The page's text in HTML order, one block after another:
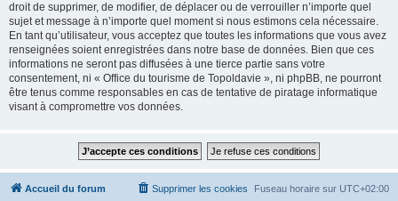
droit de supprimer, de modifier, de déplacer ou de verrouiller n’importe quel
sujet et message à n’importe quel moment si nous estimons cela nécessaire.
En tant qu’utilisateur, vous acceptez que toutes les informations que vous avez
renseignées soient enregistrées dans notre base de données. Bien que ces
informations ne seront pas diffusées à une tierce partie sans votre
consentement, ni « Office du tourisme de Topoldavie », ni phpBB, ne pourront
être tenus comme responsables en cas de tentative de piratage informatique
visant à compromettre vos données.
Accueil du forum Fuseau horaire sur UTC+02:00
Supprimer les cookies